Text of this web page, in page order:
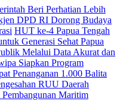
Beri Perhatian Lebih
DPD RI Dorong Budaya
HUT ke-4 Papua Tengah
Generasi Sehat Papua
Melalui Data Akurat dan
Siapkan Program
Penanganan 1.000 Balita
RUU Daerah
Maritim